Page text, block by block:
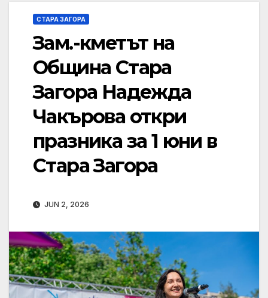
СТАРА ЗАГОРА
Зам.-кметът на
Община Стара
Загора Надежда
Чакърова откри
празника за 1 юни в
Стара Загора
JUN 2, 2026